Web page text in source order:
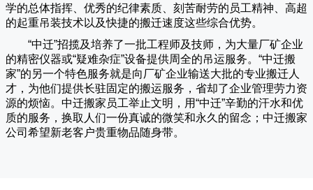
学的总体指挥、优秀的纪律素质、刻苦耐劳的员工精神、高超
的起重吊装技术以及快捷的搬迁速度这些综合优势。
“中迁”招揽及培养了一批工程师及技师，为大量厂矿企业
的精密仪器或“疑难杂症”设备提供周全的吊运服务。“中迁搬
家”的另一个特色服务就是向厂矿企业输送大批的专业搬迁人
才，为他们提供长驻固定的搬运服务，省却了企业管理劳力资
源的烦恼。 中迁搬家员工举止文明，用“中迁”辛勤的汗水和优
质的服务，换取人们一份真诚的微笑和永久的留念； 中迁搬家
公司希望新老客户贵重物品随身带。